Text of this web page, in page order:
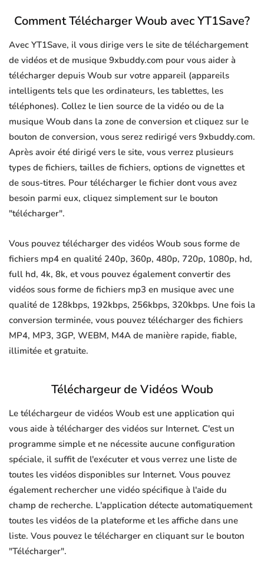
Comment Télécharger Woub avec YT1Save?
Avec YT1Save, il vous dirige vers le site de téléchargement
de vidéos et de musique 9xbuddy.com pour vous aider à
télécharger depuis Woub sur votre appareil (appareils
intelligents tels que les ordinateurs, les tablettes, les
téléphones). Collez le lien source de la vidéo ou de la
musique Woub dans la zone de conversion et cliquez sur le
bouton de conversion, vous serez redirigé vers 9xbuddy.com.
Après avoir été dirigé vers le site, vous verrez plusieurs
types de fichiers, tailles de fichiers, options de vignettes et
de sous-titres. Pour télécharger le fichier dont vous avez
besoin parmi eux, cliquez simplement sur le bouton
"télécharger".
Vous pouvez télécharger des vidéos Woub sous forme de
fichiers mp4 en qualité 240p, 360p, 480p, 720p, 1080p, hd,
full hd, 4k, 8k, et vous pouvez également convertir des
vidéos sous forme de fichiers mp3 en musique avec une
qualité de 128kbps, 192kbps, 256kbps, 320kbps. Une fois la
conversion terminée, vous pouvez télécharger des fichiers
MP4, MP3, 3GP, WEBM, M4A de manière rapide, fiable,
illimitée et gratuite.
Téléchargeur de Vidéos Woub
Le téléchargeur de vidéos Woub est une application qui
vous aide à télécharger des vidéos sur Internet. C'est un
programme simple et ne nécessite aucune configuration
spéciale, il suffit de l'exécuter et vous verrez une liste de
toutes les vidéos disponibles sur Internet. Vous pouvez
également rechercher une vidéo spécifique à l'aide du
champ de recherche. L'application détecte automatiquement
toutes les vidéos de la plateforme et les affiche dans une
liste. Vous pouvez le télécharger en cliquant sur le bouton
"Télécharger".